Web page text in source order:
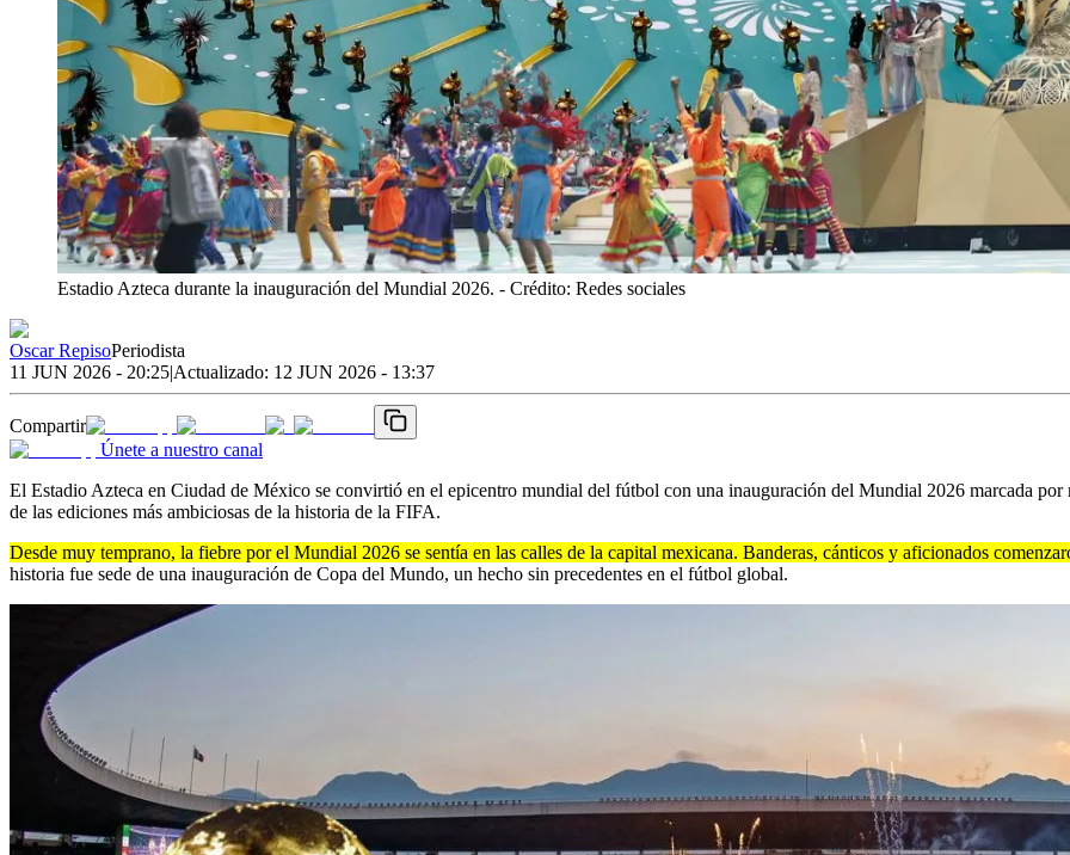
Estadio Azteca durante la inauguración del Mundial 2026. - Crédito: Redes sociales
Oscar RepisoPeriodista
11 JUN 2026 - 20:25|Actualizado: 12 JUN 2026 - 13:37
Compartir
Únete a nuestro canal
El Estadio Azteca en Ciudad de México se convirtió en el epicentro mundial del fútbol con una inauguración del Mundial 2026 marcada
de las ediciones más ambiciosas de la historia de la FIFA.
Desde muy temprano, la fiebre por el Mundial 2026 se sentía en las calles de la capital mexicana. Banderas, cánticos y aficionados
historia fue sede de una inauguración de Copa del Mundo, un hecho sin precedentes en el fútbol global.